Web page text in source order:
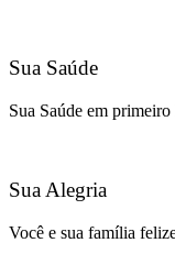
Sua Saúde
Sua Saúde em primeiro
Sua Alegria
Você e sua família